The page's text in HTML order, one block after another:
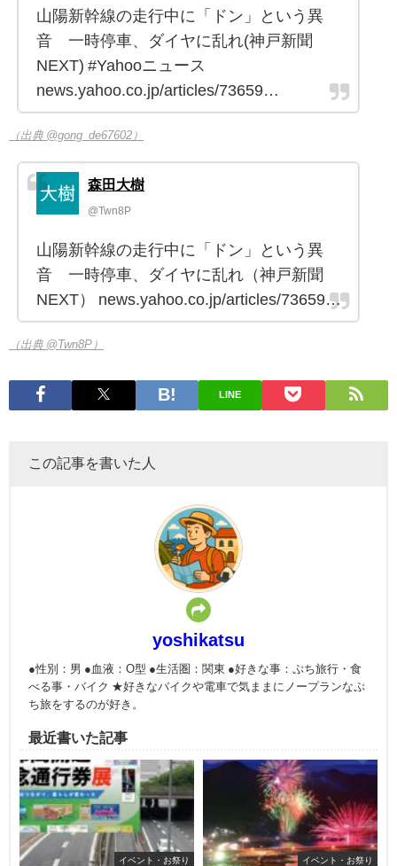
山陽新幹線の走行中に「ドン」という異
音 一時停車、ダイヤに乱れ(神戸新聞
NEXT) #Yahooニュース
news.yahoo.co.jp/articles/73659…
（出典 @gong_de67602）
森田大樹
@Twn8P
山陽新幹線の走行中に「ドン」という異
音 一時停車、ダイヤに乱れ（神戸新聞
NEXT） news.yahoo.co.jp/articles/73659…
（出典 @Twn8P）
LINE
この記事を書いた人
yoshikatsu
●性別：男 ●血液：O型 ●生活圏：関東 ●好きな事：ぷち旅行・食
べる事・バイク ★好きなバイクや電車で気ままにノープランなぷ
ち旅をするのが好き。
最近書いた記事
イベント・お祭り イベント・お祭り